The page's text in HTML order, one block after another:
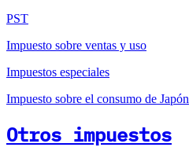
PST
Impuesto sobre ventas y uso
Impuestos especiales
Impuesto sobre el consumo de Japón
Otros impuestos